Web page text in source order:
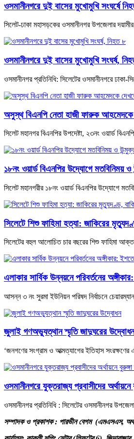
ওসমানীনগরে দুই বাসের মুখোমুখি সংঘর্ষে
সিলেট-ঢাকা মহাসড়কের ওসমানীনগর উপজেলার
ওসমানীনগরে দুই বাসের মুখোমুখি সংঘর্ষ,
ওসমানীনগর প্রতিনিধি: সিলেটের ওসমানীনগরে
অসুস্থ বিএনপি নেতা হাজী ফারুক আহমেদকে
সিলেট মহানগর বিএনপির উপদেষ্টা, ২৩নং ওয়ার্ড
১৮নং ওয়ার্ড বিএনপির উদ্যোগে মতবিনিময়
সিলেট মহানগরীর ১৮নং ওয়ার্ড বিএনপির উদ্যোগে
সিলেটে শিশু ফাহিমা হত্যা: জাকিরের
সিলেটের বহুল আলোচিত চার বছরের শিশু ফাহিমা
এলাকার সার্বিক উন্নয়নে পরিবর্তনের
আসন্ন ৩ নং সুরমা ইউনিয়ন পরিষদ নির্বাচনে
জুলাই গণঅভ্যুত্থান স্মৃতি জাদুঘরের উদ্বোধন
‘জনগণের সংগ্রাম ও আত্মত্যাগের ইতিহাস সংরক্ষণের
ওসমানীনগরে যুক্তরাজ্য প্রবাসীদের অর্থায়নে
ওসমানীনগর প্রতিনিধি : সিলেটের ওসমানীনগর
সম্পাদক ও প্রকাশক : পারভীন বেগম (এমএসএস,